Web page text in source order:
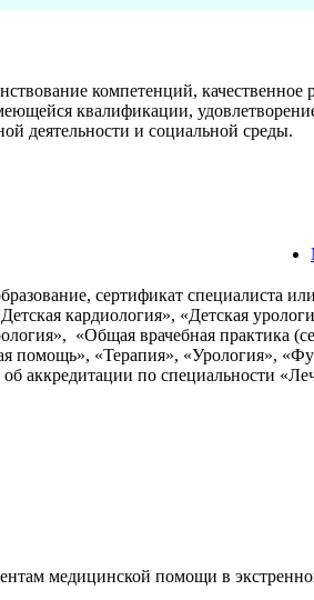
компетенций,
квалификации,
деятельности и социальной среды.
сертификат специалиста
кардиология», «Детская
«Общая врачебная практика
помощь», «Терапия», «Урология»,
аккредитации по специальности
медицинской помощи в